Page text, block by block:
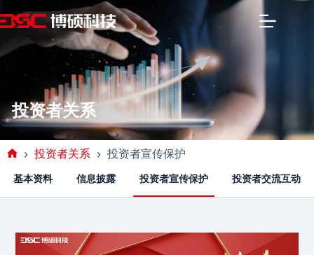
投资者关系
基本资料 信息披露 投资者宣传保护 投资者交流互动
投资者关系 投资者宣传保护